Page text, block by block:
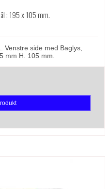
: 195 x 105 mm.
Venstre side med Baglys,
mm H. 105 mm.